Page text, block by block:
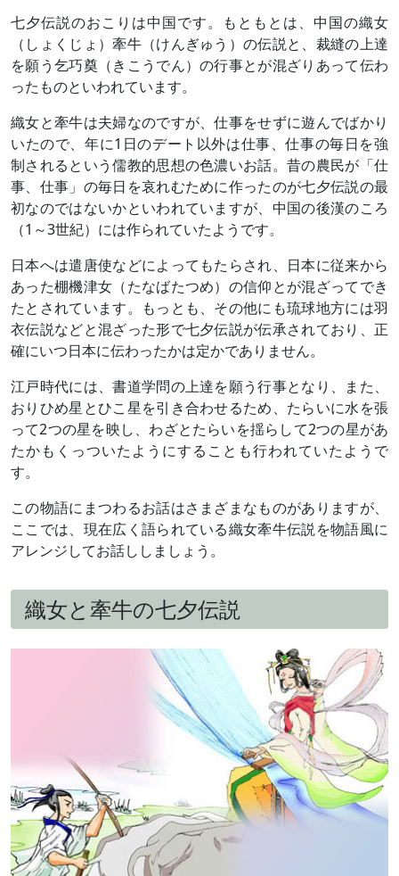
七夕伝説のおこりは中国です。もともとは、中国の織女
（しょくじょ）牽牛（けんぎゅう）の伝説と、裁縫の上達
を願う乞巧奠（きこうでん）の行事とが混ざりあって伝わ
ったものといわれています。
織女と牽牛は夫婦なのですが、仕事をせずに遊んでばかり
いたので、年に1日のデート以外は仕事、仕事の毎日を強
制されるという儒教的思想の色濃いお話。昔の農民が「仕
事、仕事」の毎日を哀れむために作ったのが七夕伝説の最
初なのではないかといわれていますが、中国の後漢のころ
（1～3世紀）には作られていたようです。
日本へは遣唐使などによってもたらされ、日本に従来から
あった棚機津女（たなばたつめ）の信仰とが混ざってでき
たとされています。もっとも、その他にも琉球地方には羽
衣伝説などと混ざった形で七夕伝説が伝承されており、正
確にいつ日本に伝わったかは定かでありません。
江戸時代には、書道学問の上達を願う行事となり、また、
おりひめ星とひこ星を引き合わせるため、たらいに水を張
って2つの星を映し、わざとたらいを揺らして2つの星があ
たかもくっついたようにすることも行われていたようで
す。
この物語にまつわるお話はさまざまなものがありますが、
ここでは、現在広く語られている織女牽牛伝説を物語風に
アレンジしてお話ししましょう。
織女と牽牛の七夕伝説